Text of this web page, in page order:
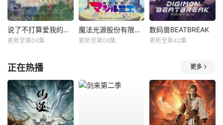
说了不打算爱我的公爵继承人，不知为何对我宠爱有加
更新至第06集
魔法光源股份有限公司第二季
更新至第06集
数码兽BEATBREAK
更新至第42集
正在热播 更多